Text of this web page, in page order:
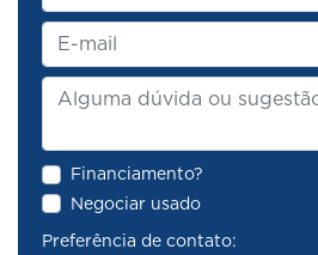
Financiamento?
Negociar usado
Preferência de contato: